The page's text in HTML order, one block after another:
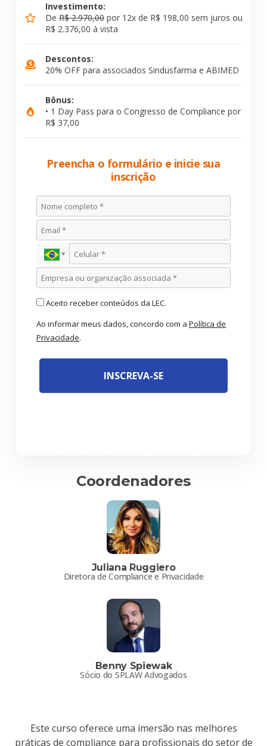
Investimento:
De R$ 2.970,00 por 12x de R$ 198,00 sem juros ou
R$ 2.376,00 à vista
Descontos:
20% OFF para associados Sindusfarma e ABIMED
Bônus:
• 1 Day Pass para o Congresso de Compliance por
R$ 37,00
Preencha o formulário e inicie sua
inscrição
Aceito receber conteúdos da LEC.
Ao informar meus dados, concordo com a Política de
Privacidade.
INSCREVA-SE
Coordenadores
Juliana Ruggiero
Diretora de Compliance e Privacidade
Benny Spiewak
Sócio do SPLAW Advogados
Este curso oferece uma imersão nas melhores
práticas de compliance para profissionais do setor de